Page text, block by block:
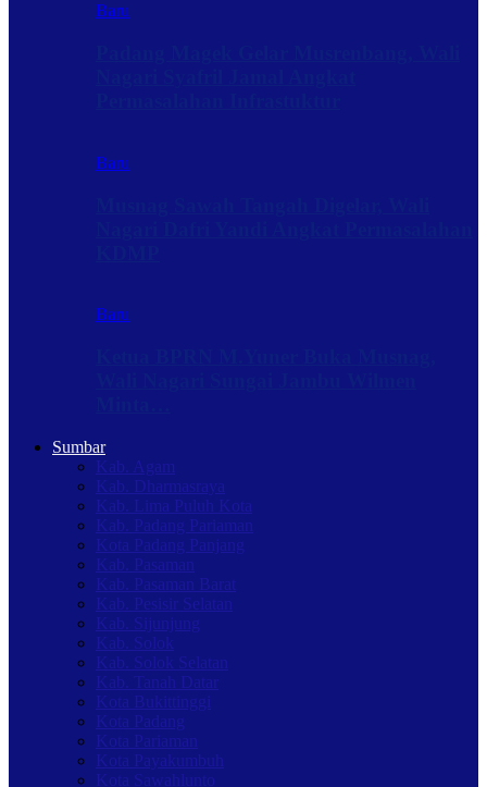
Baru
Baru
Baru
Sumbar
Kab. Agam
Kab. Dharmasraya
Kab. Lima Puluh Kota
Kab. Padang Pariaman
Kota Padang Panjang
Kab. Pasaman
Kab. Pasaman Barat
Kab. Pesisir Selatan
Kab. Sijunjung
Kab. Solok
Kab. Solok Selatan
Kab. Tanah Datar
Kota Bukittinggi
Kota Padang
Kota Pariaman
Kota Payakumbuh
Kota Sawahlunto